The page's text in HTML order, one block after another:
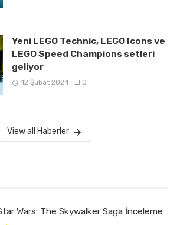
Yeni LEGO Technic, LEGO Icons ve
LEGO Speed Champions setleri
geliyor
12 Şubat 2024 0
View all Haberler
Wars: The Skywalker Saga İnceleme